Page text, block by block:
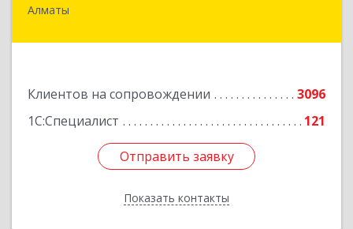
Алматы
Клиентов на сопровождении
3096
1С:Специалист
121
Отправить заявку
Показать контакты
050046, Казахстан, Алматы,ул. Сатпаева, д. 90/1,
Отправить заявку
Назад